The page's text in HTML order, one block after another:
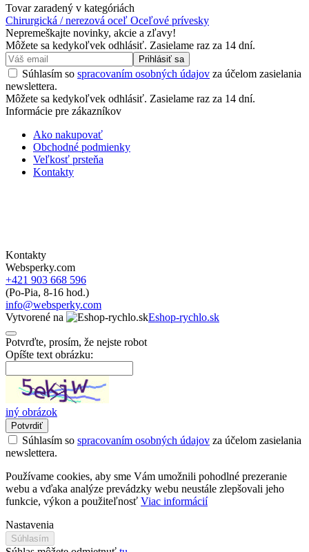
Tovar zaradený v kategóriách
Chirurgická / nerezová oceľ Oceľové prívesky
Nepremeškajte novinky, akcie a zľavy!
Môžete sa kedykoľvek odhlásiť. Zasielame raz za 14 dní.
Prihlásiť sa
Súhlasím so spracovaním osobných údajov za účelom zasielania
newslettera.
Môžete sa kedykoľvek odhlásiť. Zasielame raz za 14 dní.
Informácie pre zákazníkov
Ako nakupovať
Obchodné podmienky
Veľkosť prsteňa
Kontakty
Kontakty
Websperky.com
+421 903 668 596
(Po-Pia, 8-16 hod.)
info@websperky.com
Vytvorené na
Eshop-rychlo.sk
Potvrďte, prosím, že nejste robot
Opíšte text obrázku:
iný obrázok
Potvrdiť
Súhlasím so spracovaním osobných údajov za účelom zasielania
newslettera.
Používame cookies, aby sme Vám umožnili pohodlné prezeranie
webu a vďaka analýze prevádzky webu neustále zlepšovali jeho
funkcie, výkon a použiteľnosť Viac informácií
Nastavenia
Súhlasím